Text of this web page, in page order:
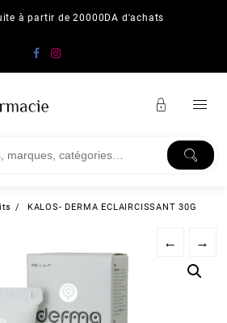
à partir de 20000DA d'achats
KALOS- DERMA ECLAIRCISSANT 30G
← →